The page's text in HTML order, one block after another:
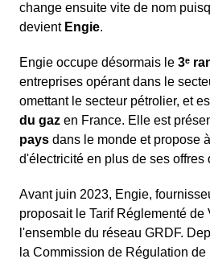
change ensuite vite de nom
devient Engie.
Engie occupe désormais le 3ᵉ
entreprises opérant dans le
omettant le secteur pétrolier, et
du gaz en France. Elle est
pays dans le monde et propose
d'électricité en plus de ses offres
Avant juin 2023, Engie,
proposait le Tarif Réglementé de
l'ensemble du réseau GRDF.
la Commission de Régulation